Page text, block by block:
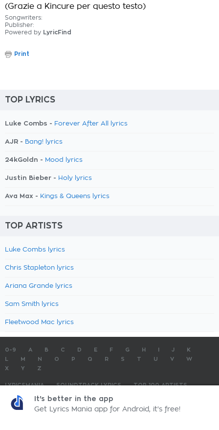
(Grazie a Kincure per questo testo)
Songwriters:
Publisher:
Powered by LyricFind
Print
TOP LYRICS
Luke Combs - Forever After All lyrics
AJR - Bang! lyrics
24kGoldn - Mood lyrics
Justin Bieber - Holy lyrics
Ava Max - Kings & Queens lyrics
TOP ARTISTS
Luke Combs lyrics
Chris Stapleton lyrics
Ariana Grande lyrics
Sam Smith lyrics
Fleetwood Mac lyrics
0-9 A B C D E F G H J
K
M N O P Q R S T U V
W
X
Y Z
LYRICSMANIA SOUNDTRACK LYRICS
TOP 100 ARTISTS
TOP 100 LYRICS
LyricsMania.com - Copyright © 2026 - All Rights ReservedPrivacy Policy
It's better in the app
Get Lyrics Mania app for Android, it's free!